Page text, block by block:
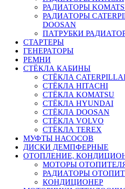
РАДИАТОРЫ
РАДИАТОРЫ
DOOSAN
ПАТРУБКИ
СТАРТЕРЫ
ГЕНЕРАТОРЫ
РЕМНИ
СТЁКЛА КАБИНЫ
СТЁКЛА
СТЁКЛА HITACHI
СТЁКЛА KOMATSU
СТЁКЛА HYUNDAI
СТЁКЛА DOOSAN
СТЁКЛА VOLVO
СТЁКЛА TEREX
МУФТЫ НАСОСОВ
ДИСКИ ДЕМПФЕРНЫЕ
ОТОПЛЕНИЕ,
МОТОРЫ
РАДИАТОРЫ
КОНДИЦИОНЕР